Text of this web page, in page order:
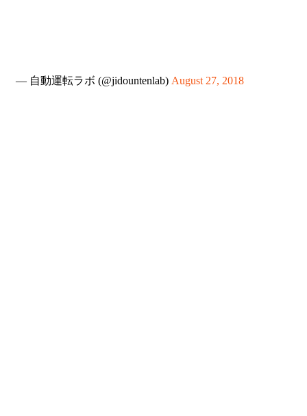
— 自動運転ラボ (@jidountenlab) August 27, 2018